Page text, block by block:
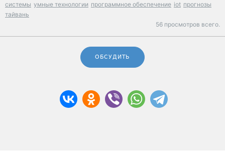
системы умные технологии программное обеспечение iot прогнозы
тайвань
56 просмотров всего.
ОБСУДИТЬ